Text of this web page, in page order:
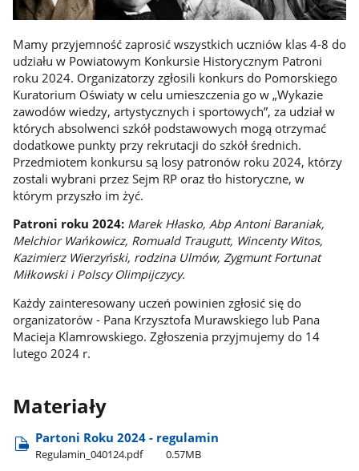
Mamy przyjemność zaprosić wszystkich uczniów klas 4-8 do
udziału w Powiatowym Konkursie Historycznym Patroni
roku 2024. Organizatorzy zgłosili konkurs do Pomorskiego
Kuratorium Oświaty w celu umieszczenia go w „Wykazie
zawodów wiedzy, artystycznych i sportowych”, za udział w
których absolwenci szkół podstawowych mogą otrzymać
dodatkowe punkty przy rekrutacji do szkół średnich.
Przedmiotem konkursu są losy patronów roku 2024, którzy
zostali wybrani przez Sejm RP oraz tło historyczne, w
którym przyszło im żyć.
Patroni roku 2024: Marek Hłasko, Abp Antoni Baraniak,
Melchior Wańkowicz, Romuald Traugutt, Wincenty Witos,
Kazimierz Wierzyński, rodzina Ulmów, Zygmunt Fortunat
Miłkowski i Polscy Olimpijczycy.
Każdy zainteresowany uczeń powinien zgłosić się do
organizatorów - Pana Krzysztofa Murawskiego lub Pana
Macieja Klamrowskiego. Zgłoszenia przyjmujemy do 14
lutego 2024 r.
Materiały
Partoni Roku 2024 - regulamin
Regulamin​_040124.pdf 0.57MB